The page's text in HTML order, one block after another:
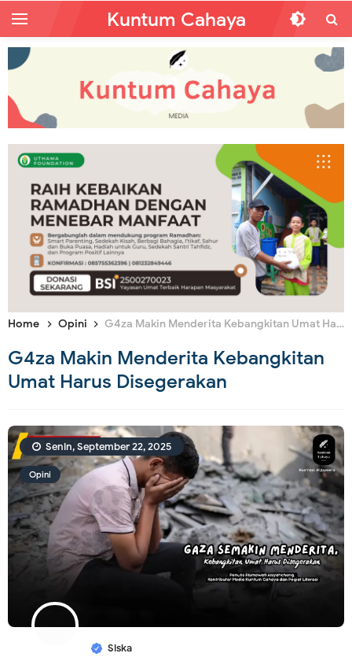
Kuntum Cahaya
Home Opini G4za Makin Menderita Kebangkitan Umat Harus Disegerakan
G4za Makin Menderita Kebangkitan
Umat Harus Disegerakan
Opini
Siska
Senin, September 22, 2025